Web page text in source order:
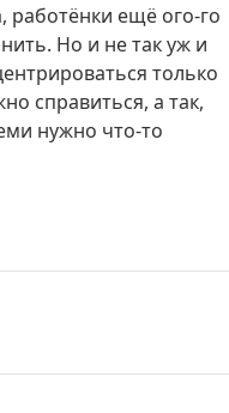
работёнки ещё ого-го
Но и не так уж и
только
справиться, а так,
нужно что-то